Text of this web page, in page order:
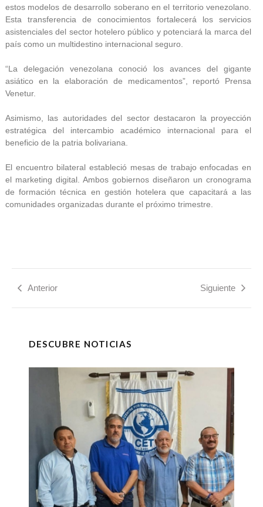
estos modelos de desarrollo soberano en el territorio venezolano.
Esta transferencia de conocimientos fortalecerá los servicios
asistenciales del sector hotelero público y potenciará la marca del
país como un multidestino internacional seguro.
“La delegación venezolana conoció los avances del gigante
asiático en la elaboración de medicamentos”, reportó Prensa
Venetur.
Asimismo, las autoridades del sector destacaron la proyección
estratégica del intercambio académico internacional para el
beneficio de la patria bolivariana.
El encuentro bilateral estableció mesas de trabajo enfocadas en
el marketing digital. Ambos gobiernos diseñaron un cronograma
de formación técnica en gestión hotelera que capacitará a las
comunidades organizadas durante el próximo trimestre.
Anterior Siguiente
DESCUBRE NOTICIAS